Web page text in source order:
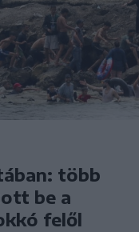
több
be a
felől